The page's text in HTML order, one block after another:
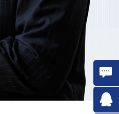
在线咨